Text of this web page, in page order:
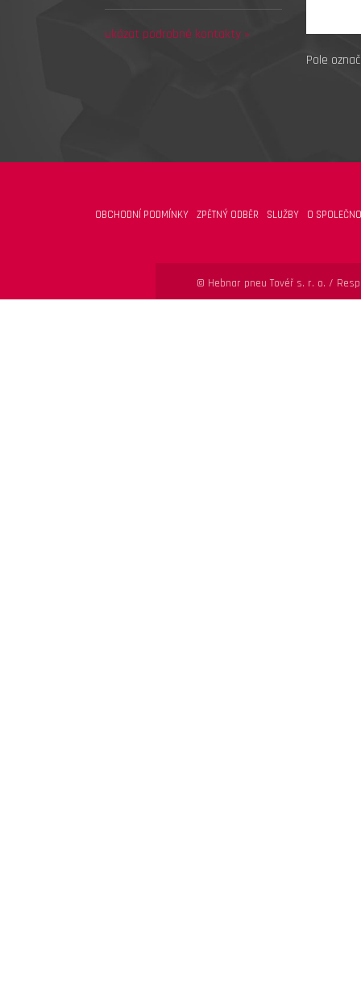
ukázat podrobné kontakty »
Pole
OBCHODNÍ PODMÍNKY ZPĚTNÝ ODBĚR SLUŽBY O
© Hebnar pneu Tovéř s. r. o. /